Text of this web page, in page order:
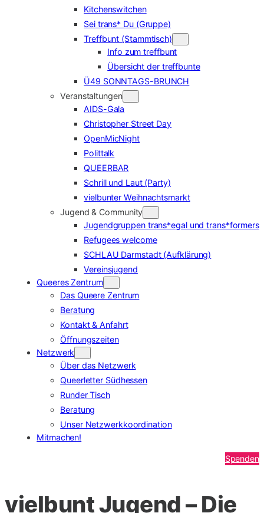
Kitchenswitchen
Sei trans* Du (Gruppe)
Treffbunt (Stammtisch)
Info zum treffbunt
Übersicht der treffbunte
Ü49 SONNTAGS-BRUNCH
Veranstaltungen
AIDS-Gala
Christopher Street Day
OpenMicNight
Polittalk
QUEERBAR
Schrill und Laut (Party)
vielbunter Weihnachtsmarkt
Jugend & Community
Jugendgruppen trans*egal und trans*formers
Refugees welcome
SCHLAU Darmstadt (Aufklärung)
Vereinsjugend
Queeres Zentrum
Das Queere Zentrum
Beratung
Kontakt & Anfahrt
Öffnungszeiten
Netzwerk
Über das Netzwerk
Queerletter Südhessen
Runder Tisch
Beratung
Unser Netzwerkkoordination
Mitmachen!
Spenden
vielbunt Jugend – Die